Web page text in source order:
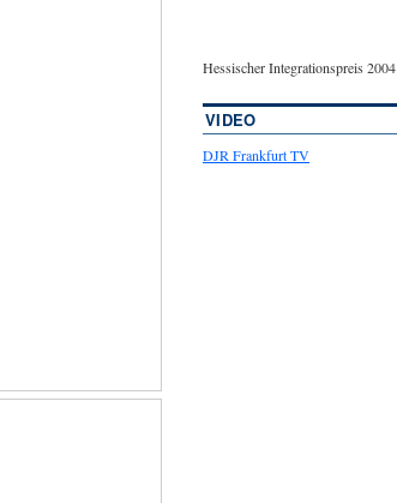
Hessischer Integrationspreis 2004
VIDEO
DJR Frankfurt TV